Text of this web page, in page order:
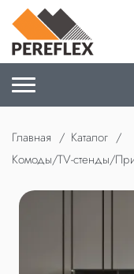
Главная
Каталог
Комоды/TV-стенды/